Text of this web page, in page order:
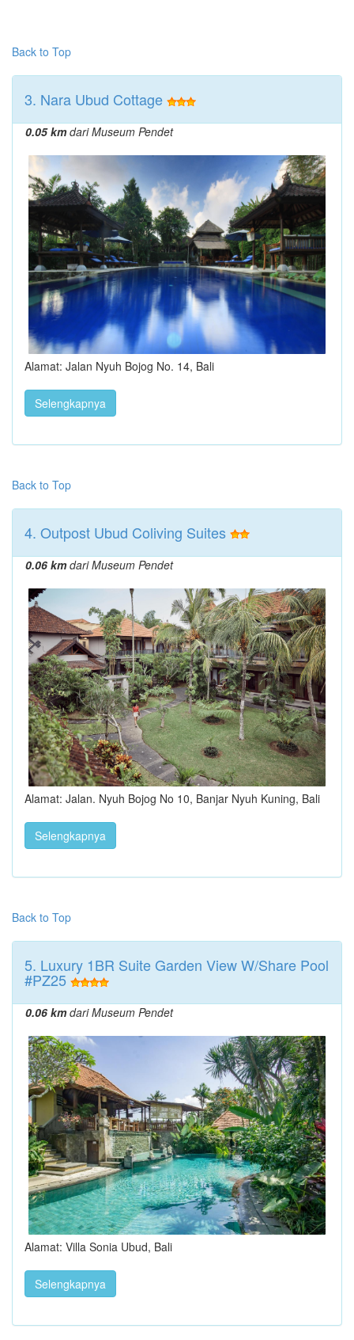
Back to Top
3. Nara Ubud Cottage
0.05 kmdari Museum Pendet
Alamat: Jalan Nyuh Bojog No. 14, Bali
Selengkapnya
Back to Top
4. Outpost Ubud Coliving Suites
0.06 kmdari Museum Pendet
Alamat: Jalan. Nyuh Bojog No 10, Banjar Nyuh Kuning, Bali
Selengkapnya
Back to Top
5. Luxury 1BR Suite Garden View W/Share Pool
#PZ25
0.06 kmdari Museum Pendet
Alamat: Villa Sonia Ubud, Bali
Selengkapnya